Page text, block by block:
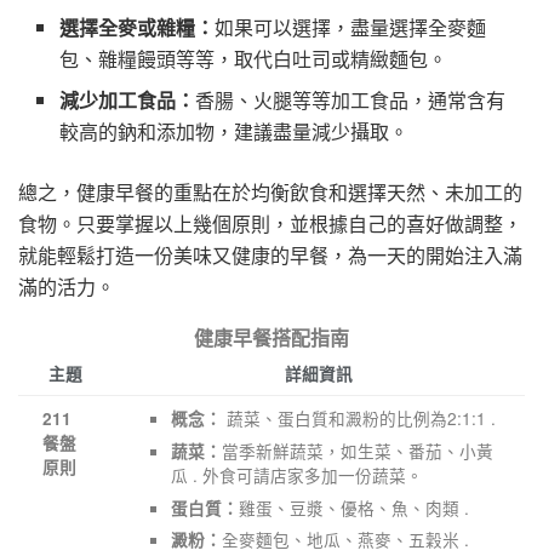
選擇全麥或雜糧：如果可以選擇，盡量選擇全麥麵
包、雜糧饅頭等等，取代白吐司或精緻麵包。
減少加工食品：香腸、火腿等等加工食品，通常含有
較高的鈉和添加物，建議盡量減少攝取。
總之，健康早餐的重點在於均衡飲食和選擇天然、未加工的
食物。只要掌握以上幾個原則，並根據自己的喜好做調整，
就能輕鬆打造一份美味又健康的早餐，為一天的開始注入滿
滿的活力。
健康早餐搭配指南
主題
詳細資訊
211
餐盤
原則
概念： 蔬菜、蛋白質和澱粉的比例為2:1:1 .
蔬菜： 當季新鮮蔬菜，如生菜、番茄、小黃
瓜 . 外食可請店家多加一份蔬菜。
蛋白質：雞蛋、豆漿、優格、魚、肉類 .
澱粉：全麥麵包、地瓜、燕麥、五穀米 .